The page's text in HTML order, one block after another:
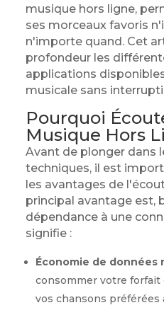
musique hors ligne,
ses morceaux favoris
n'importe quand. Cet
profondeur les
applications
musicale sans
Pourquoi
Musique Hors
Avant de plonger dans
techniques, il est
les avantages de
principal avantage est,
dépendance à une
signifie :
Économie de données
consommer votre
vos chansons préférées